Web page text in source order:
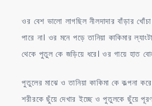
ওর বেশ ভালো লাগছিল নীলদাদার বাঁড়ার
পারে না। ওর মনে পড়ে তানিয়া কাকিমার
থেকে পুতুল কে জড়িয়ে ধরে। ওর গায়ে হাত
পুতুলের মাঝে ও তানিয়া কাকিমা কে কল্পনা
শরীরকে ছুঁয়ে দেখার ইচ্ছে ও পুতুলকে ছুঁয়ে